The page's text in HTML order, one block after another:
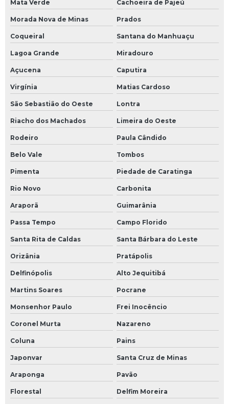
Mata Verde Cachoeira de Pajeú
Morada Nova de Minas Prados
Coqueiral Santana do Manhuaçu
Lagoa Grande Miradouro
Açucena Caputira
Virgínia Matias Cardoso
São Sebastião do Oeste Lontra
Riacho dos Machados Limeira do Oeste
Rodeiro Paula Cândido
Belo Vale Tombos
Pimenta Piedade de Caratinga
Rio Novo Carbonita
Araporã Guimarânia
Passa Tempo Campo Florido
Santa Rita de Caldas Santa Bárbara do Leste
Orizânia Pratápolis
Delfinópolis Alto Jequitibá
Martins Soares Pocrane
Monsenhor Paulo Frei Inocêncio
Coronel Murta Nazareno
Coluna Pains
Japonvar Santa Cruz de Minas
Araponga Pavão
Florestal Delfim Moreira